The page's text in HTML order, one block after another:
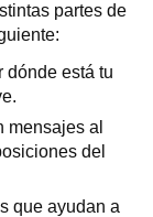
partes de
dónde está tu
mensajes al
del
que ayudan a